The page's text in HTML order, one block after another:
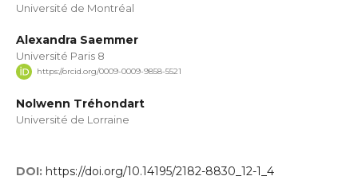
Université de Montréal
Alexandra Saemmer
Université Paris 8
https://orcid.org/0009-0009-9858-5521
Nolwenn Tréhondart
Université de Lorraine
DOI: https://doi.org/10.14195/2182-8830_12-1_4